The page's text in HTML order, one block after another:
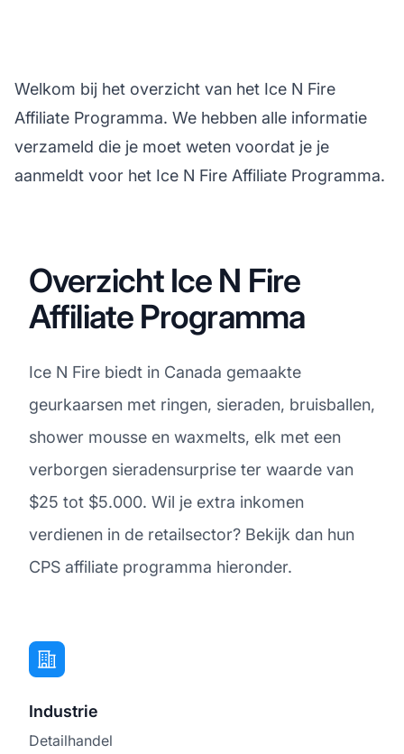
Welkom bij het overzicht van het Ice N Fire
Affiliate Programma. We hebben alle informatie
verzameld die je moet weten voordat je je
aanmeldt voor het Ice N Fire Affiliate Programma.
Overzicht Ice N Fire
Affiliate Programma
Ice N Fire biedt in Canada gemaakte
geurkaarsen met ringen, sieraden, bruisballen,
shower mousse en waxmelts, elk met een
verborgen sieradensurprise ter waarde van
$25 tot $5.000. Wil je extra inkomen
verdienen in de retailsector? Bekijk dan hun
CPS affiliate programma hieronder.
Industrie
Detailhandel